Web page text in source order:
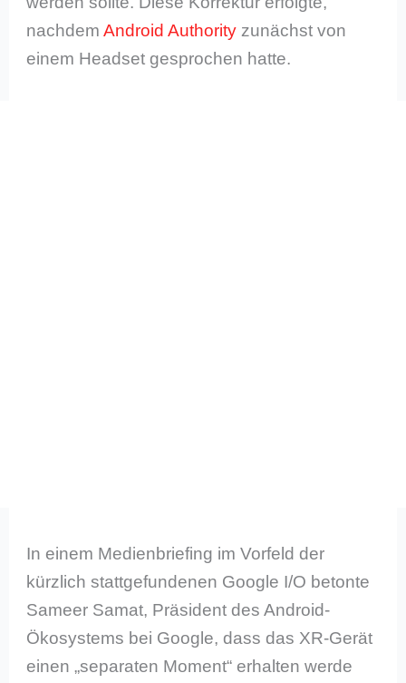
nachdemAndroid Authority zunächst von
einem Headset gesprochen hatte.
In einem Medienbriefing im Vorfeld der
kürzlich stattgefundenen Google I/O betonte
Sameer Samat, Präsident des Android-
Ökosystems bei Google, dass das XR-Gerät
einen „separaten Moment“ erhalten werde